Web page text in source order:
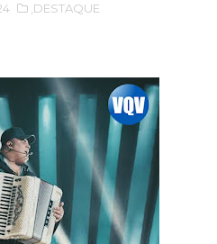
,DESTAQUE